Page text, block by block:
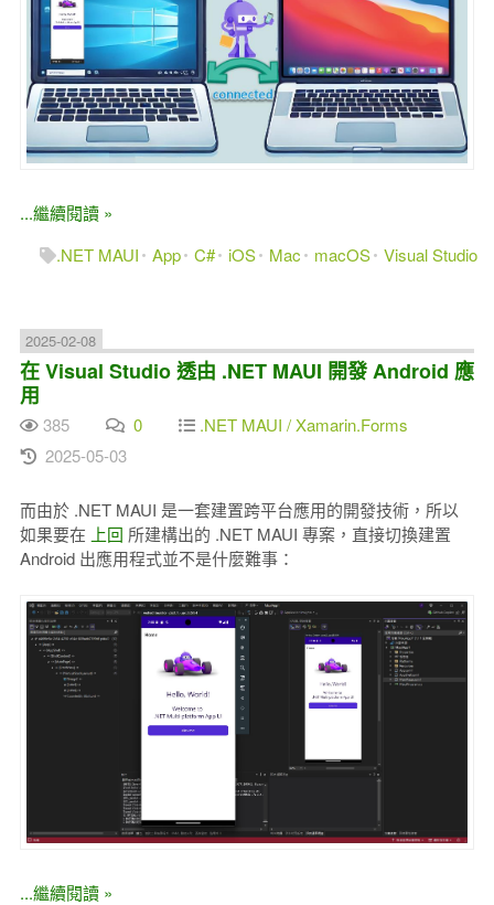
...繼續閱讀 »
.NET MAUI
App C# iOS Mac macOS Visual Studio
2025-02-08
在 Visual Studio 透由 .NET MAUI 開發 Android 應
用
385 0
.NET MAUI / Xamarin.Forms
2025-05-03
而由於 .NET MAUI 是一套建置跨平台應用的開發技術，所以
如果要在 上回 所建構出的 .NET MAUI 專案，直接切換建置
Android 出應用程式並不是什麼難事：
...繼續閱讀 »